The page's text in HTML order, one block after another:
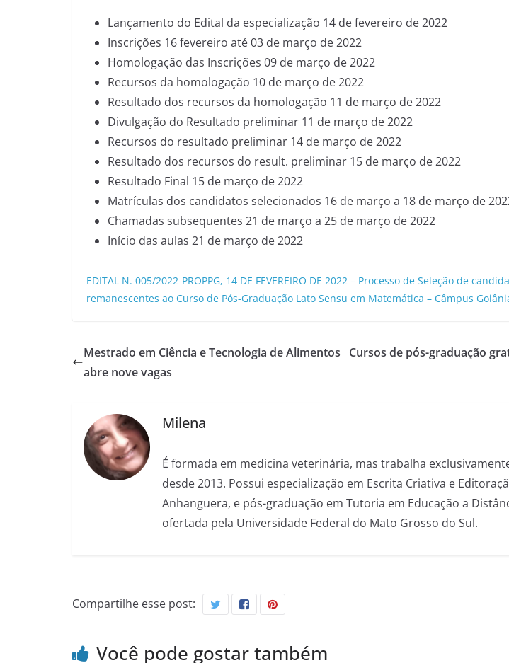
Lançamento do Edital da especialização 14 de fevereiro de 2022
Inscrições 16 fevereiro até 03 de março de 2022
Homologação das Inscrições 09 de março de 2022
Recursos da homologação 10 de março de 2022
Resultado dos recursos da homologação 11 de março de 2022
Divulgação do Resultado preliminar 11 de março de 2022
Recursos do resultado preliminar 14 de março de 2022
Resultado dos recursos do result. preliminar 15 de março de 2022
Resultado Final 15 de março de 2022
Matrículas dos candidatos selecionados 16 de março a 18 de março de
Chamadas subsequentes 21 de março a 25 de março de 2022
Início das aulas 21 de março de 2022
EDITAL N. 005/2022-PROPPG, 14 DE FEVEREIRO DE 2022 – Processo de Seleção de
remanescentes ao Curso de Pós-Graduação Lato Sensu em Matemática – Câmpus
Mestrado em Ciência e Tecnologia de Alimentos
abre nove vagas
Cursos de pós-graduação
Milena
É formada em medicina veterinária, mas trabalha
desde 2013. Possui especialização em Escrita Criativa e
Anhanguera, e pós-graduação em Tutoria em Educação a
ofertada pela Universidade Federal do Mato Grosso do Sul.
Compartilhe esse post:
Você pode gostar também